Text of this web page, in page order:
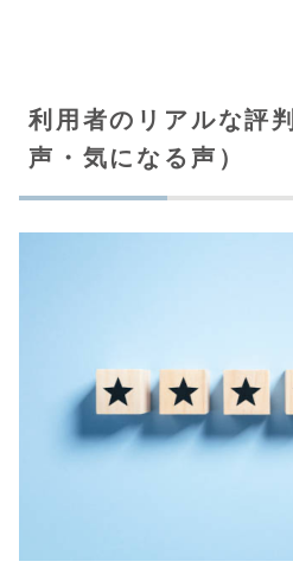
利用者のリアルな評
声・気になる声）